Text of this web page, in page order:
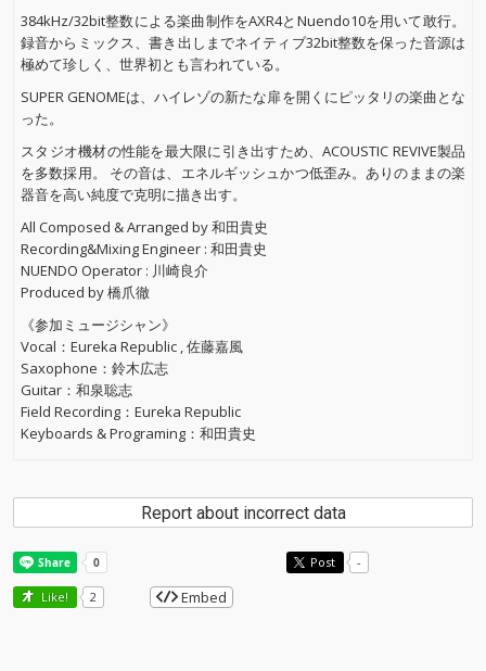
384kHz/32bit整数による楽曲制作をAXR4とNuendo10を用いて敢行。
録音からミックス、書き出しまでネイティブ32bit整数を保った音源は
極めて珍しく、世界初とも言われている。
SUPER GENOMEは、ハイレゾの新たな扉を開くにピッタリの楽曲とな
った。
スタジオ機材の性能を最大限に引き出すため、ACOUSTIC REVIVE製品
を多数採用。 その音は、エネルギッシュかつ低歪み。ありのままの楽
器音を高い純度で克明に描き出す。
All Composed & Arranged by 和田貴史
Recording&Mixing Engineer : 和田貴史
NUENDO Operator : 川崎良介
Produced by 橋爪徹
《参加ミュージシャン》
Vocal：Eureka Republic , 佐藤嘉風
Saxophone：鈴木広志
Guitar：和泉聡志
Field Recording：Eureka Republic
Keyboards & Programing：和田貴史
Report about incorrect data
Post -
Like! 2 Embed